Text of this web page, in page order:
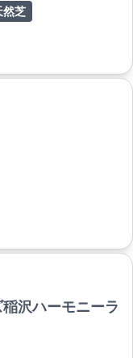
然芝
沢ハーモニーラ